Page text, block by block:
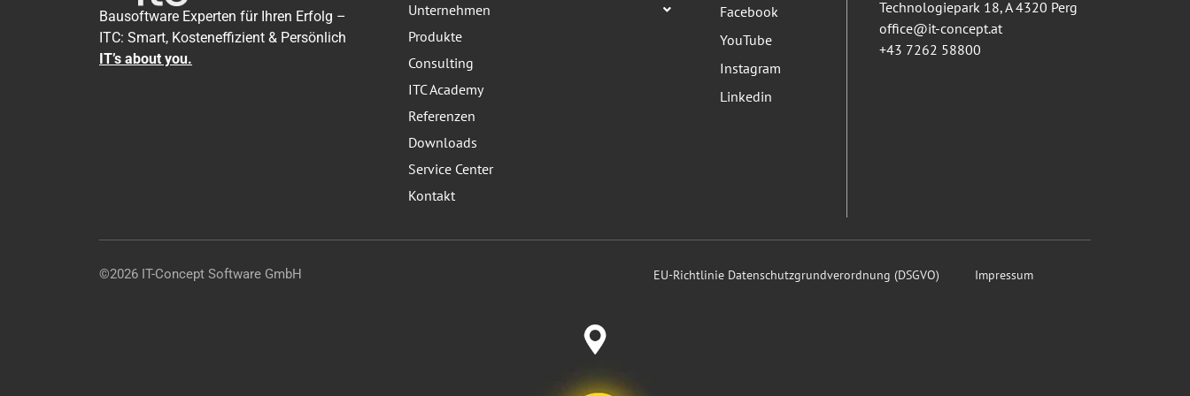
Bausoftware Experten für Ihren Erfolg –
ITC: Smart, Kosteneffizient & Persönlich
IT’s about you.
Unternehmen
Produkte
Consulting
ITC Academy
Referenzen
Downloads
Service Center
Kontakt
Facebook
YouTube
Instagram
Linkedin
Technologiepark 18, A 4320 Perg
office@it-concept.at
+43 7262 58800
©2026 IT-Concept Software GmbH EU-Richtlinie Datenschutzgrundverordnung (DSGVO) Impressum